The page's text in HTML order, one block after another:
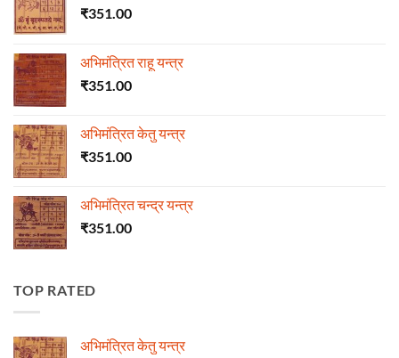
₹351.00
अभिमंत्रित राहू यन्त्र
₹351.00
अभिमंत्रित केतु यन्त्र
₹351.00
अभिमंत्रित चन्द्र यन्त्र
₹351.00
TOP RATED
अभिमंत्रित केतु यन्त्र